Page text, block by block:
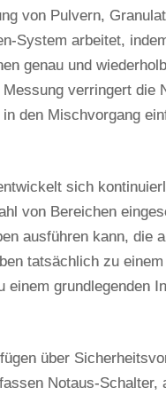
von Pulvern,
System arbeitet,
genau und
verringert die
den Mischvorgang
sich
von Bereichen
ausführen kann, die
tatsächlich zu
einem grundlegenden
über
Notaus-